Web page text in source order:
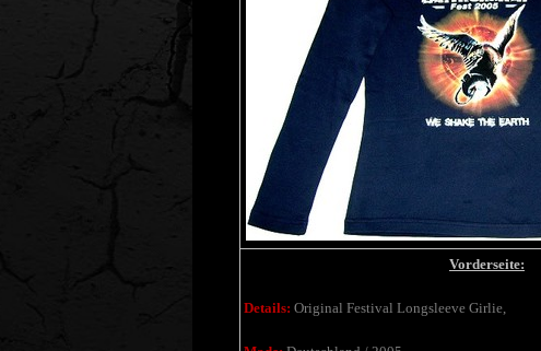
Vorderseite:
Details: Original Festival Longsleeve Girlie,